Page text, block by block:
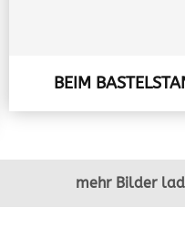
BEIM
mehr Bilder